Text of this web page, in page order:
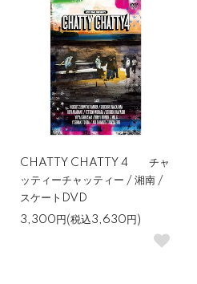
CHATTY CHATTY 4 チャ
ッティーチャッティー / 湘南 /
スケートDVD
3,300円(税込3,630円)